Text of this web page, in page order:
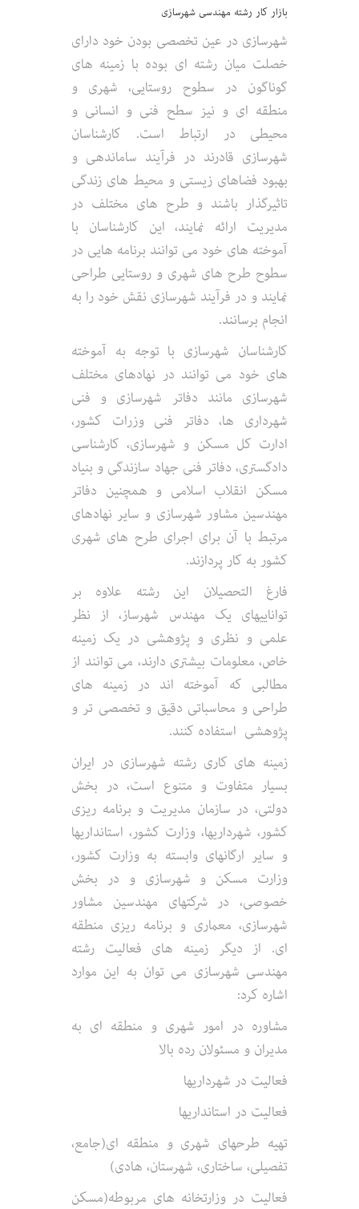
بازار کار رشته مهندسی شهرسازی
شهرسازی در عین تخصصی بودن خود دارای
خصلت میان رشته ای بوده با زمینه های
گوناگون در سطوح روستایی، شهری و
منطقه ای و نیز سطح فنی و انسانی و
محیطی در ارتباط است. کارشناسان
شهرسازی قادرند در فرآیند ساماندهی و
بهبود فضاهای زیستی و محیط های زندگی
تاثیرگذار باشند و طرح های مختلف در
مدیریت ارائه نمایند، این کارشناسان با
آموخته های خود می توانند برنامه هایی در
سطوح طرح های شهری و روستایی طراحی
نمایند و در فرآیند شهرسازی نقش خود را به
انجام برسانند.
کارشناسان شهرسازی با توجه به آموخته
های خود می توانند در نهادهای مختلف
شهرسازی مانند دفاتر شهرسازی و فنی
شهرداری ها، دفاتر فنی وزرات کشور،
ادارت کل مسکن و شهرسازی، کارشناسی
دادگستری، دفاتر فنی جهاد سازندگی و بنیاد
مسکن انقلاب اسلامی و همچنین دفاتر
مهندسین مشاور شهرسازی و سایر نهادهای
مرتبط با آن برای اجرای طرح های شهری
کشور به کار پردازند.
فارغ التحصیلان این رشته علاوه بر
تواناییهای یک مهندس شهرساز، از نظر
علمی و نظری و پژوهشی در یک زمینه
خاص، معلومات بیشتری دارند، می توانند از
مطالبی که آموخته اند در زمینه های
طراحی و محاسباتی دقیق و تخصصی تر و
پژوهشی استفاده کنند.
زمینه های کاری رشته شهرسازی در ایران
بسیار متفاوت و متنوع است، در بخش
دولتی، در سازمان مدیریت و برنامه ریزی
کشور، شهرداریها، وزارت کشور، استانداریها
و سایر ارگانهای وابسته به وزارت کشور،
وزارت مسکن و شهرسازی و در بخش
خصوصی، در شرکتهای مهندسین مشاور
شهرسازی، معماری و برنامه ریزی منطقه
ای. از دیگر زمینه های فعالیت رشته
مهندسی شهرسازی می توان به این موارد
اشاره کرد:
مشاوره در امور شهری و منطقه ای به
مدیران و مسئولان رده بالا
فعالیت در شهرداریها
فعالیت در استانداریها
تهیه طرحهای شهری و منطقه ای(جامع،
تفصیلی، ساختاری، شهرستان، هادی)
فعالیت در وزارتخانه های مربوطه(مسکن